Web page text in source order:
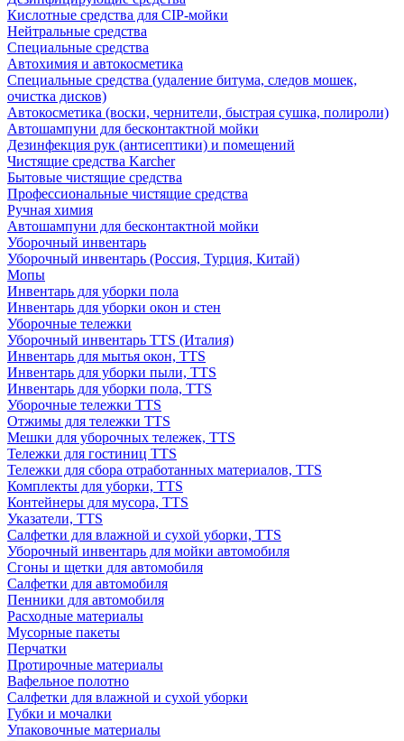
Кислотные средства для CIP-мойки
Нейтральные средства
Специальные средства
Автохимия и автокосметика
Специальные средства (удаление битума, следов мошек,
очистка дисков)
Автокосметика (воски, чернители, быстрая сушка, полироли)
Автошампуни для бесконтактной мойки
Дезинфекция рук (антисептики) и помещений
Чистящие средства Karcher
Бытовые чистящие средства
Профессиональные чистящие средства
Ручная химия
Автошампуни для бесконтактной мойки
Уборочный инвентарь
Уборочный инвентарь (Россия, Турция, Китай)
Мопы
Инвентарь для уборки пола
Инвентарь для уборки окон и стен
Уборочные тележки
Уборочный инвентарь TTS (Италия)
Инвентарь для мытья окон, TTS
Инвентарь для уборки пыли, TTS
Инвентарь для уборки пола, TTS
Уборочные тележки TTS
Отжимы для тележки TTS
Мешки для уборочных тележек, TTS
Тележки для гостиниц TTS
Тележки для сбора отработанных материалов, TTS
Комплекты для уборки, TTS
Контейнеры для мусора, TTS
Указатели, TTS
Салфетки для влажной и сухой уборки, TTS
Уборочный инвентарь для мойки автомобиля
Сгоны и щетки для автомобиля
Салфетки для автомобиля
Пенники для автомобиля
Расходные материалы
Мусорные пакеты
Перчатки
Протирочные материалы
Вафельное полотно
Салфетки для влажной и сухой уборки
Губки и мочалки
Упаковочные материалы